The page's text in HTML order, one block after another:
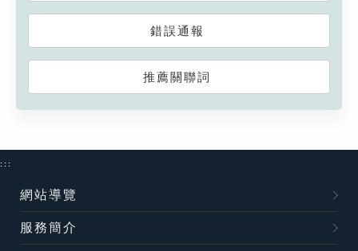
錯誤通報
推薦關聯詞
:::
網站導覽
服務簡介